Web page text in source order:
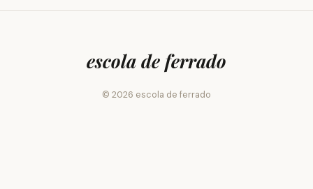
escola de ferrado
© 2026 escola de ferrado